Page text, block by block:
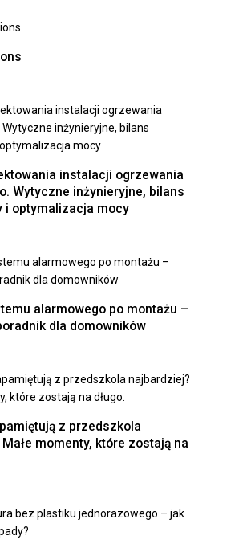
instalacji ogrzewania
Wytyczne inżynieryjne, bilans
i optymalizacja mocy
alarmowego po montażu –
dla domowników
z przedszkola
momenty, które zostają na